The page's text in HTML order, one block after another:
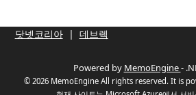
닷넷코리아 데브렉
Powered by MemoEngine-
© 2026 MemoEngine All rights reserved. It is